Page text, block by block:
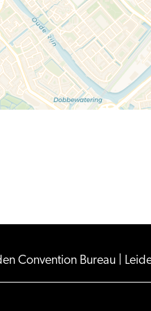
Convention Bureau